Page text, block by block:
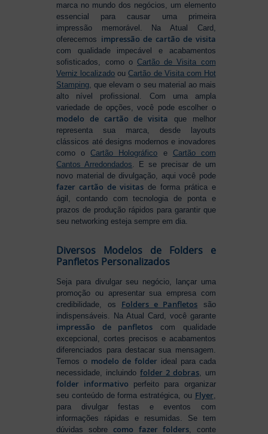
marca no mundo dos negócios, um elemento
essencial para causar uma primeira
impressão memorável. Na Atual Card,
oferecemos impressão de cartão de visita
com qualidade impecável e acabamentos
sofisticados, como o Cartão de Visita com
Verniz localizado ouCartão de Visita com Hot
Stamping, que elevam o seu material ao mais
alto nível profissional. Com uma ampla
variedade de opções, você pode escolher o
modelo de cartão de visita que melhor
representa sua marca, desde layouts
clássicos até designs modernos e inovadores
como oCartão Holográfico e Cartão com
Cantos Arredondados. E se precisar de um
novo material de divulgação, aqui você pode
fazer cartão de visitas de forma prática e
ágil, contando com tecnologia de ponta e
prazos de produção rápidos para garantir que
seu networking esteja sempre em dia.
Diversos Modelos de Folders e
Panfletos Personalizados
Seja para divulgar seu negócio, lançar uma
promoção ou apresentar sua empresa com
credibilidade, os Folders e Panfletos são
indispensáveis. Na Atual Card, você garante
impressão de panfletos com qualidade
excepcional, cortes precisos e acabamentos
diferenciados para destacar sua mensagem.
Temos o modelo de folder ideal para cada
necessidade, incluindofolder 2 dobras, um
folder informativo perfeito para organizar
seu conteúdo de forma estratégica, ou Flyer
para divulgar festas e eventos com
informações rápidas e resumidas. Se tem
dúvidas sobrecomo fazer folders, conte